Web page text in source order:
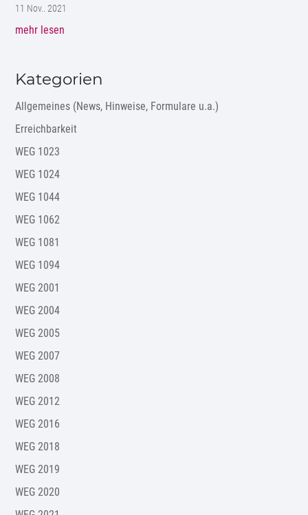
Kategorien
Allgemeines (News, Hinweise, Formulare u.a.)
Erreichbarkeit
WEG 1023
WEG 1024
WEG 1044
WEG 1062
WEG 1081
WEG 1094
WEG 2001
WEG 2004
WEG 2005
WEG 2007
WEG 2008
WEG 2012
WEG 2016
WEG 2018
WEG 2019
WEG 2020
11 Nov.. 2021
mehr lesen